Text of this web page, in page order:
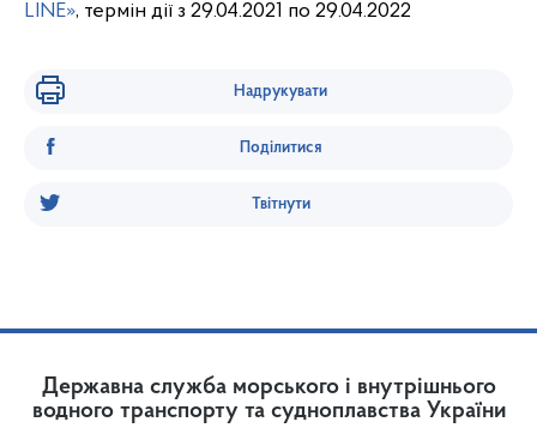
LINE», термін дії з 29.04.2021 по 29.04.2022
Надрукувати
Поділитися
Твітнути
Державна служба морського і внутрішнього
водного транспорту та судноплавства України